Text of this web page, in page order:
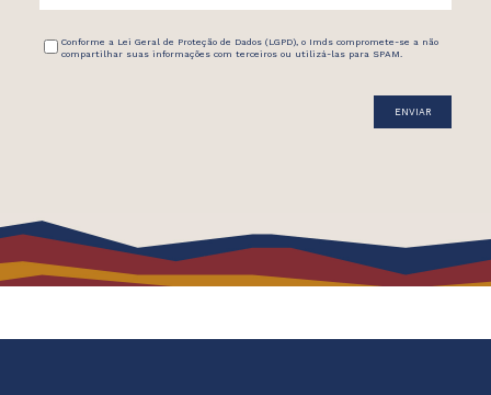
Conforme a Lei Geral de Proteção de Dados (LGPD), o Imds compromete-se a não
compartilhar suas informações com terceiros ou utilizá-las para SPAM.